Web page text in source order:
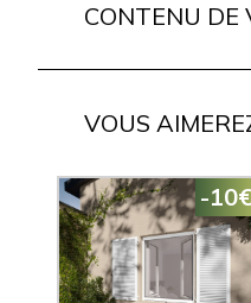
CONTENU DE
VOUS
-